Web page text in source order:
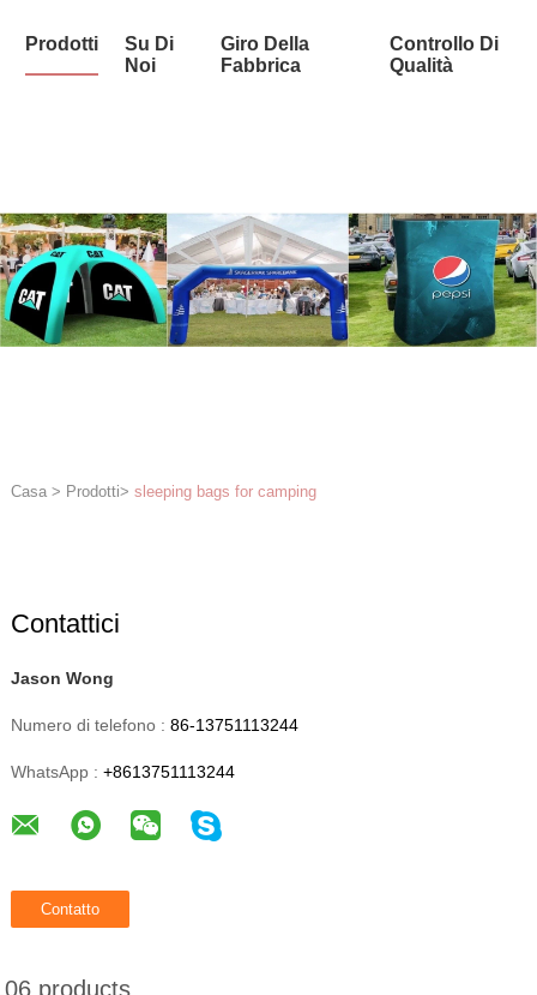
Prodotti
Su Di
Noi
Giro Della
Fabbrica
Controllo Di
Qualità
Casa > Prodotti> sleeping bags for camping
Contattici
Jason Wong
Numero di telefono : 86-13751113244
WhatsApp : +8613751113244
products